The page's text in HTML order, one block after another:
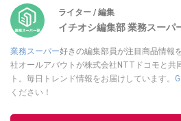
ライター / 編集
イチオシ編集部 業務スーパ
業務スーパー好きの編集部員が注目商品情報
社オールアバウトが株式会社NTTドコモと共
ト。毎日トレンド情報をお届けしています。
ください！
このイチ